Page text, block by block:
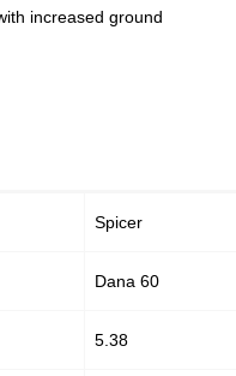
increased ground
Spicer
Dana 60
5.38